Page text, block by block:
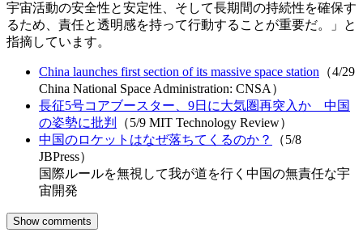
宇宙活動の安全性と安定性、そして長期間の持続性を確保す
るため、責任と透明感を持って行動することが重要だ。」と
指摘しています。
China launches first section of its massive space station （4/29
China National Space Administration: CNSA）
長征5号コアブースター、9日に大気圏再突入か 中国
の姿勢に批判
（5/9 MIT Technology Review）
中国のロケットはなぜ落ちてくるのか？
（5/8
JBPress）
国際ルールを無視して我が道を行く中国の無責任な宇
宙開発
Show comments